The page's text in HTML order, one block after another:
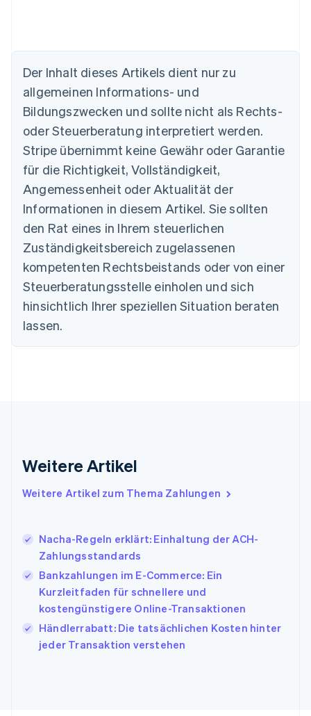
Der Inhalt dieses Artikels dient nur zu
allgemeinen Informations- und
Bildungszwecken und sollte nicht als Rechts-
oder Steuerberatung interpretiert werden.
Stripe übernimmt keine Gewähr oder Garantie
für die Richtigkeit, Vollständigkeit,
Angemessenheit oder Aktualität der
Informationen in diesem Artikel. Sie sollten
den Rat eines in Ihrem steuerlichen
Zuständigkeitsbereich zugelassenen
kompetenten Rechtsbeistands oder von einer
Steuerberatungsstelle einholen und sich
hinsichtlich Ihrer speziellen Situation beraten
lassen.
Weitere Artikel
Weitere Artikel zum Thema Zahlungen
Nacha-Regeln erklärt: Einhaltung der ACH-
Zahlungsstandards
Bankzahlungen im E-Commerce: Ein
Kurzleitfaden für schnellere und
kostengünstigere Online-Transaktionen
Händlerrabatt: Die tatsächlichen Kosten hinter
jeder Transaktion verstehen
Australien
English
Belgien
Nederlands Français DeutschEnglish
Brasilien
PortuguêsEnglish
English
Dänemark
English
Deutschland
DeutschEnglish
Estland
Festlandchina
简体中文English
Finnland
English
Frankreich
Irland
Italien
日本語 English
English Français
Kroatien
EnglishItaliano
Lettland
Liechtenstein
DeutschEnglish